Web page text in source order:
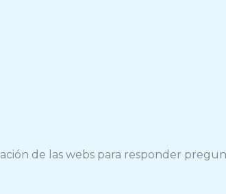
de las webs para responder